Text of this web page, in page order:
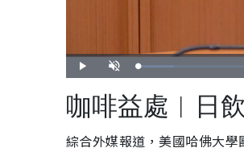
播
放
開
啟
效
載
入
:
6
.
%
咖啡益處︱日
綜合外媒報道，美國哈佛大學